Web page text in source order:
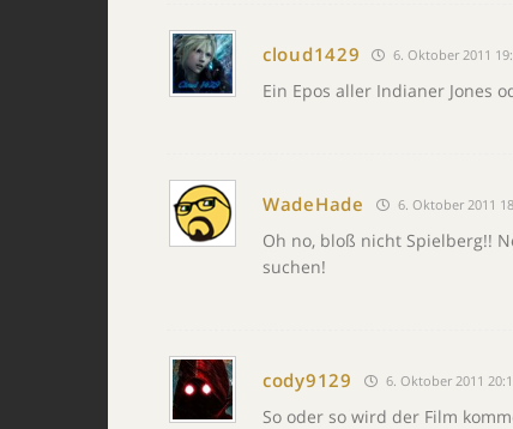
cloud1429 6. Oktober 2011
Ein Epos aller Indianer Jones
WadeHade 6. Oktober 2011
Oh no, bloß nicht Spielberg!!
suchen!
cody9129 6. Oktober 2011
So oder so wird der Film